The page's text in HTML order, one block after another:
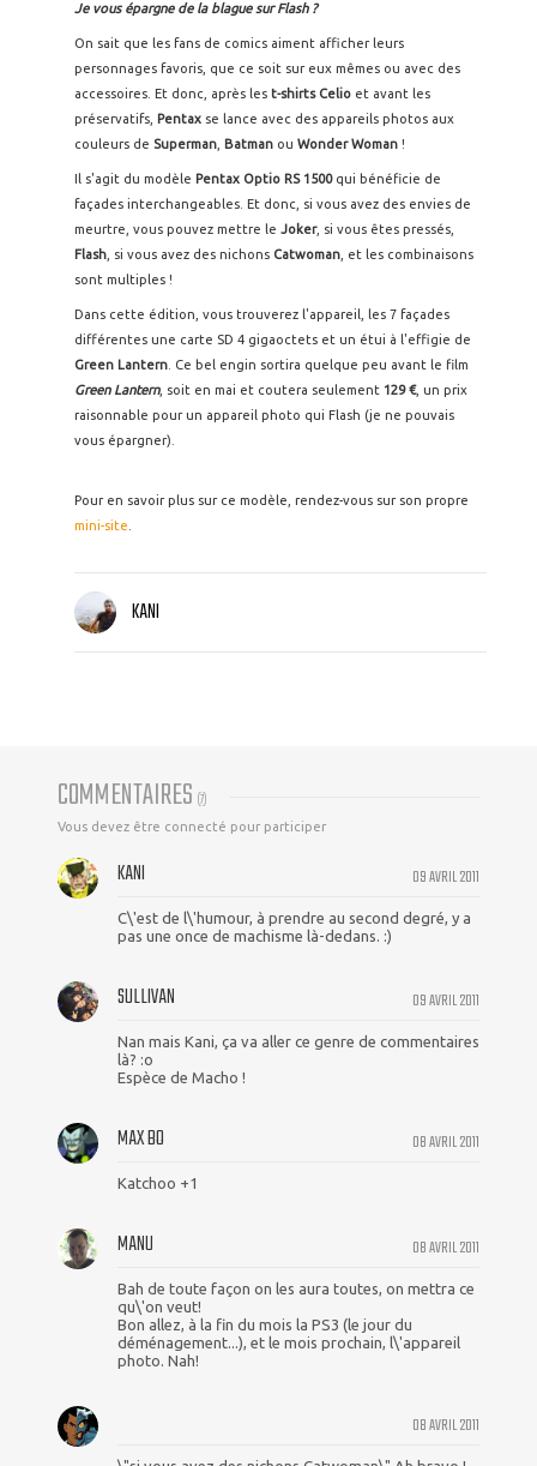
Je vous épargne de la blague sur Flash ?
On sait que les fans de comics aiment afficher leurs
personnages favoris, que ce soit sur eux mêmes ou avec des
accessoires. Et donc, après les t-shirts Celio et avant les
préservatifs, Pentax se lance avec des appareils photos aux
couleurs de Superman Batman ou Wonder Woman !
Il s'agit du modèle Pentax Optio RS 1500qui bénéficie de
façades interchangeables. Et donc, si vous avez des envies de
meurtre, vous pouvez mettre le Joker, si vous êtes pressés,
Flash , si vous avez des nichons Catwoman , et les combinaisons
sont multiples !
Dans cette édition, vous trouverez l'appareil, les 7 façades
différentes une carte SD 4 gigaoctets et un étui à l'effigie de
Green Lantern . Ce bel engin sortira quelque peu avant le film
Green Lantern, soit en mai et coutera seulement 129 €, un prix
raisonnable pour un appareil photo qui Flash (je ne pouvais
vous épargner).
Pour en savoir plus sur ce modèle, rendez-vous sur son propre
mini-site
KANI
COMMENTAIRES (7)
Vous devez être connecté pour participer
09 AVRIL 2011
KANI
C\'est de l\'humour, à prendre au second degré, y a
pas une once de machisme là-dedans. :)
09 AVRIL 2011
SULLIVAN
Nan mais Kani, ça va aller ce genre de commentaires
là? :o
Espèce de Macho !
08 AVRIL 2011
MAX BO
Katchoo +1
08 AVRIL 2011
MANU
Bah de toute façon on les aura toutes, on mettra ce
qu\'on veut!
Bon allez, à la fin du mois la PS3 (le jour du
déménagement...), et le mois prochain, l\'appareil
photo. Nah!
08 AVRIL 2011